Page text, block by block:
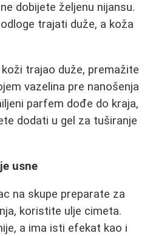
dobijete željenu nijansu.
trajati duže, a koža
trajao duže, premažite
vazelina pre nanošenja
parfem dođe do kraja,
dodati u gel za tuširanje
usne
na skupe preparate za
koristite ulje cimeta.
a ima isti efekat kao i